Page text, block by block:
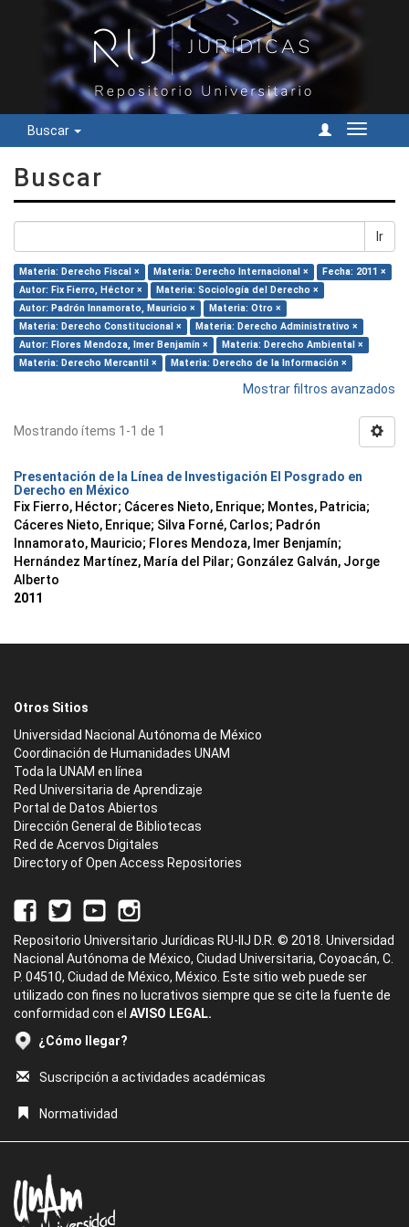
Buscar
Cambiar
Buscar
Ir
Materia: Derecho Fiscal × Materia: Derecho Internacional ×
Fecha: 2011 ×
Autor: Fix Fierro, Héctor ×
Materia: Sociología del Derecho ×
Autor: Padrón Innamorato, Mauricio ×
Materia: Otro ×
Materia: Derecho Constitucional ×
Materia: Derecho Administrativo ×
Autor: Flores Mendoza, Imer Benjamín ×
Materia: Derecho Ambiental ×
Materia: Derecho Mercantil ×
Materia: Derecho de la Información ×
Mostrar filtros avanzados
Mostrando ítems 1-1 de 1
Presentación de la Línea de Investigación El Posgrado en
Derecho en México
Fix Fierro, Héctor; Cáceres Nieto, Enrique; Montes, Patricia;
Cáceres Nieto, Enrique; Silva Forné, Carlos; Padrón
Innamorato, Mauricio; Flores Mendoza, Imer Benjamín;
Hernández Martínez, María del Pilar; González Galván, Jorge
Alberto
2011
Otros Sitios
Universidad Nacional Autónoma de México
Coordinación de Humanidades UNAM
Toda la UNAM en línea
Red Universitaria de Aprendizaje
Portal de Datos Abiertos
Dirección General de Bibliotecas
Red de Acervos Digitales
Directory of Open Access Repositories
Repositorio Universitario Jurídicas RU-IIJ D.R. © 2018. Universidad
Nacional Autónoma de México, Ciudad Universitaria, Coyoacán, C.
P. 04510, Ciudad de México, México. Este sitio web puede ser
utilizado con fines no lucrativos siempre que se cite la fuente de
conformidad con el AVISO LEGAL.
¿Cómo llegar?
Suscripción a actividades académicas
Normatividad